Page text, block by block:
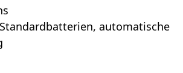
automatische